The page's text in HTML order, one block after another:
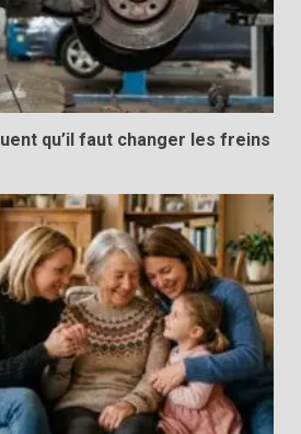
qu’il faut changer les freins